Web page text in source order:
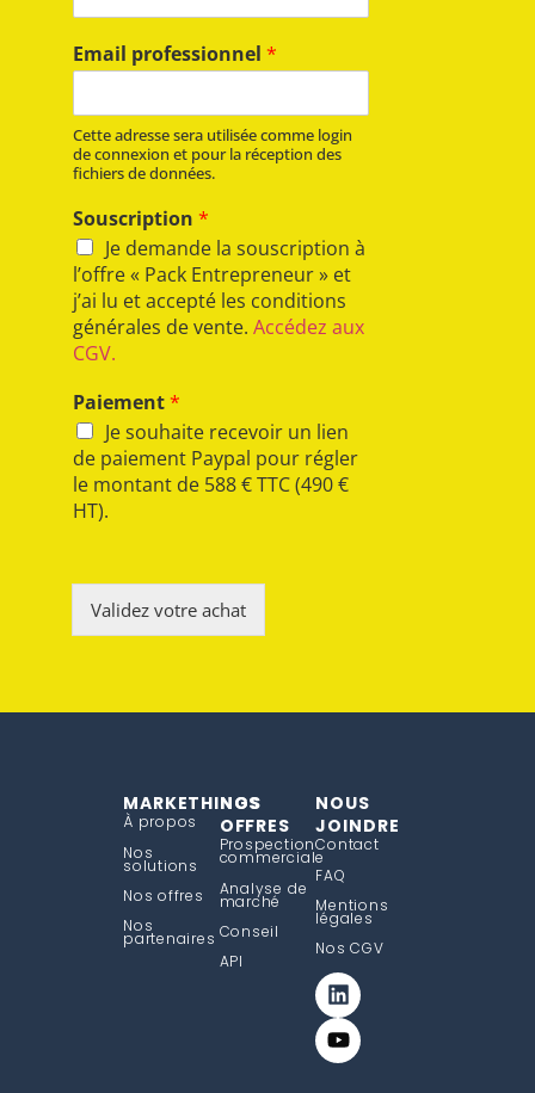
Email professionnel *
Cette adresse sera utilisée comme login
de connexion et pour la réception des
fichiers de données.
Souscription *
Je demande la souscription à
l’offre « Pack Entrepreneur » et
j’ai lu et accepté les conditions
générales de vente. Accédez aux
CGV.
Paiement*
Je souhaite recevoir un lien
de paiement Paypal pour régler
le montant de 588 € TTC (490 €
HT).
Validez votre achat
MARKETHINGS
À propos
Nos
solutions
Nos offres
Nos
partenaires
NOS
OFFRES
Prospection
commerciale
Analyse de
marché
Conseil
API
NOUS
JOINDRE
Contact
FAQ
Mentions
légales
Nos CGV